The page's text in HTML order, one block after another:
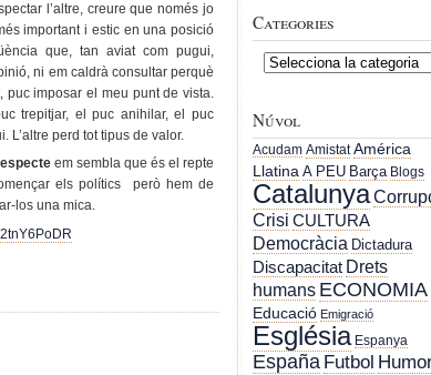
l’altre, creure que només jo
important i estic en una posició
que, tan aviat com pugui,
ni em caldrà consultar perquè
imposar el meu punt de vista.
trepitjar, el puc anihilar, el puc
L’altre perd tot tipus de valor.
em sembla que és el repte
els polítics però hem de
los una mica.
Categories
Categories
Núvol
Acudam Amistat América
Llatina A PEU Barça Blogs
Catalunya
Crisi CULTURA
Democràcia Dictadura
Discapacitat Drets
humans ECONOMIA
Educació Emigració
Església Espanya
España Futbol